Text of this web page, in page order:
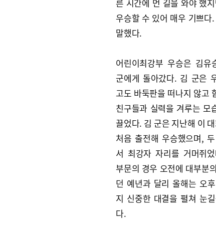
른 시간에 먼 길을 와야 했
우승할 수 있어 매우 기쁘
말했다.
어린이최강부 우승은 김유
군에게 돌아갔다. 김 군은
고도 바둑판을 떠나지 않고
친구들과 실력을 겨루는 모
끌었다. 김 군은 지난해 이
처음 출전해 우승했으며,
서 최강자 자리를 거머쥐
부문의 경우 오전에 대부분
던 예년과 달리 올해는 오
지 신중한 대결을 펼쳐 눈
다.